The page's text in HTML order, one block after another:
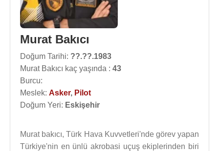
Murat Bakıcı
Doğum Tarihi: ??.??.1983
Murat Bakıcı kaç yaşında : 43
Burcu:
Meslek: Asker, Pilot
Doğum Yeri: Eskişehir
Murat bakıcı, Türk Hava Kuvvetleri'nde görev yapan
Türkiye'nin en ünlü akrobasi uçuş ekiplerinden biri